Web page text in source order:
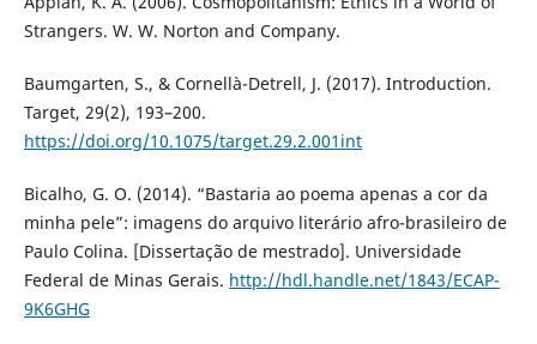
Strangers. W. W. Norton and Company.
Baumgarten, S., & Cornellà-Detrell, J. (2017). Introduction.
Target, 29(2), 193–200.
https://doi.org/10.1075/target.29.2.001int
Bicalho, G. O. (2014). “Bastaria ao poema apenas a cor da
minha pele”: imagens do arquivo literário afro-brasileiro de
Paulo Colina. [Dissertação de mestrado]. Universidade
Federal de Minas Gerais. http://hdl.handle.net/1843/ECAP-
9K6GHG